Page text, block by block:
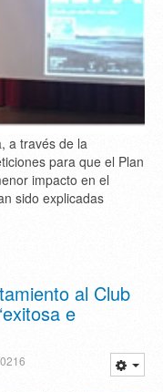
a través de la
para que el Plan
impacto en el
sido explicadas
al Club
e